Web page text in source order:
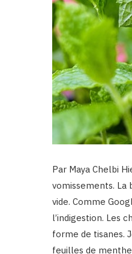
Par Maya Chelbi
vomissements. La
vide. Comme
l’indigestion. Les
forme de tisanes.
feuilles de